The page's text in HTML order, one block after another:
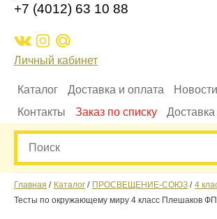
+7 (4012) 63 10 88
Личный кабинет
Каталог Доставка и оплата Новости
Контакты
Заказ по списку
Главная Каталог ПРОСВЕЩЕНИЕ-СОЮЗ
4
Тесты по окружающему миру 4 класс Плешаков